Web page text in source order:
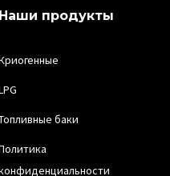
Наши продукты
баки